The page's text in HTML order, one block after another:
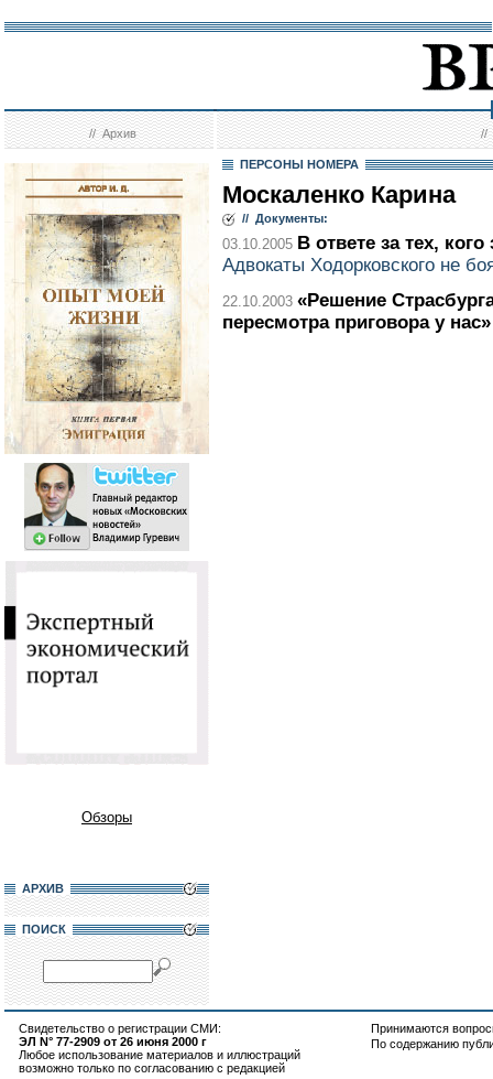
//Архив //
Обзоры
АРХИВ
ПОИСК
ПЕРСОНЫ НОМЕРА
Москаленко Карина
// Документы:
03.10.2005 В ответе за тех,
Адвокаты Ходорковского не
22.10.2003 «Решение
пересмотра приговора у нас»
Свидетельство о регистрации СМИ:
ЭЛ N° 77-2909 от 26 июня 2000 г
Любое использование материалов и иллюстраций
возможно только по согласованию с редакцией
Принимаются
По содержанию